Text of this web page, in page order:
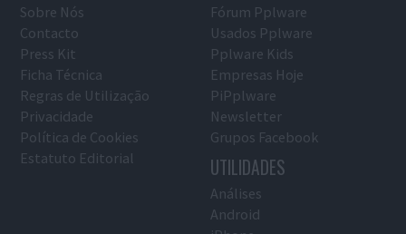
Sobre Nós
Contacto
Press Kit
Ficha Técnica
Regras de Utilização
Privacidade
Política de Cookies
Estatuto Editorial
Fórum Pplware
Usados Pplware
Pplware Kids
Empresas Hoje
PiPplware
Newsletter
Grupos Facebook
UTILIDADES
Análises
Android